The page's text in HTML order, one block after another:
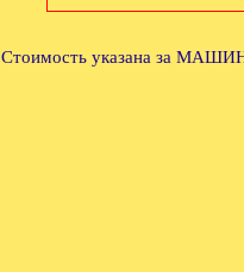
Стоимость указана за